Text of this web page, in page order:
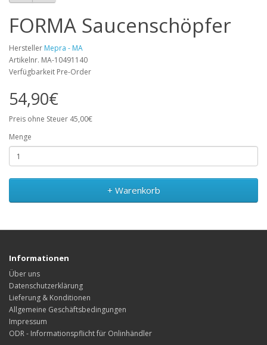
FORMA Saucenschöpfer
Hersteller Mepra - MA
Artikelnr. MA-10491140
Verfügbarkeit Pre-Order
54,90€
Preis ohne Steuer 45,00€
Menge
+ Warenkorb
Informationen
Über uns
Datenschutzerklärung
Lieferung & Konditionen
Allgemeine Geschäftsbedingungen
Impressum
ODR - Informationspflicht für Onlinhändler